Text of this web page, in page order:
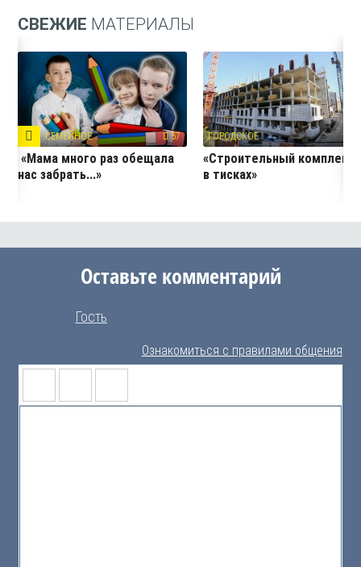
СВЕЖИЕ МАТЕРИАЛЫ
СЕМЕЙНОЕ 57
«Мама много раз обещала
нас забрать...»
ГОРОДСКОЕ
«Строительный комплекс
в тисках»
Оставьте комментарий
Гость
Ознакомиться с правилами общения